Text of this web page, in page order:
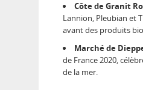
Côte de Granit
Lannion, Pleubian et
avant des produits
Marché de
de France 2020,
de la mer.